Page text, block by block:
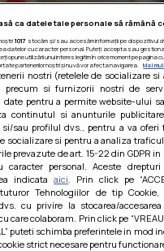
din vinete cu
usor de preparat!
ca datele tale personale să rămână
1017 stocăm și/sau accesăm informații pe dispozitivul
datelor cu caracter personal. Puteți accepta sau gestiona
opune utilizării unui interes legitim în orice moment pe
partenerilor noștri și nu vă vor afecta navigarea.
Mai
nostri (retelele de socializare
precum si furnizorii nostri de
date pentru a permite website-ului
continutul si anunturile
si/sau profilul dvs., pentru a va
socializare si pentru a analiza
prevazute de art. 15-22 din GDPR
caracter personal. Aceste
indicataaici . Prin click pe
Tehnologiilor de tip
cu privire la stocarea/
care colaboram. Prin click pe “VREAU
puteti schimba preferintele in mod
strict necesare pentru